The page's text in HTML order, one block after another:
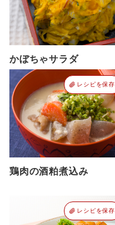
かぼちゃサラダ
レシピを保存
鶏肉の酒粕煮込み
レシピを保存